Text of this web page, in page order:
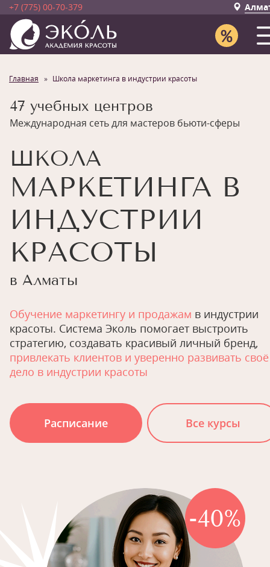
+7 (775) 00-70-379
Главная Школа маркетинга в индустрии красоты
47 учебных центров
Международная сеть для мастеров бьюти-сферы
ШКОЛА
МАРКЕТИНГА В
ИНДУСТРИИ
КРАСОТЫ
в Алматы
Обучение маркетингу и продажам в индустрии
красоты. Система Эколь помогает выстроить
стратегию, создавать красивый личный бренд,
привлекать клиентов и уверенно развивать своё
дело в индустрии красоты
Расписание Все курсы
-40%